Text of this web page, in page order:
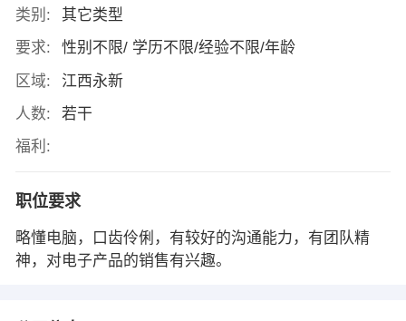
类别:
其它类型
要求:
性别不限/ 学历不限/经验不限/年龄
区域:
江西永新
人数:
若干
福利:
职位要求
略懂电脑，口齿伶俐，有较好的沟通能力，有团队精
神，对电子产品的销售有兴趣。